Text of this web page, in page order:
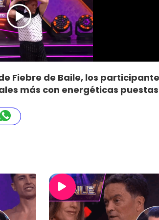
Fiebre de Baile, los
más con energéticas